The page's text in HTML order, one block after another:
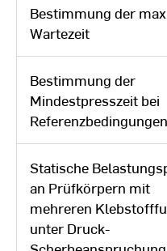
Bestimmung der
Wartezeit
Bestimmung der
Mindestpresszeit bei
Referenzbedingungen
Statische
an Prüfkörpern mit
mehreren
unter Druck-